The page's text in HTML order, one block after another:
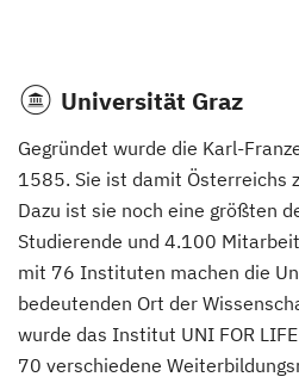
Universität Graz
Gegründet wurde die Karl-
1585. Sie ist damit Österreichs
Dazu ist sie noch eine größten
Studierende und 4.100
mit 76 Instituten machen die
bedeutenden Ort der
wurde das Institut UNI FOR
70 verschiedene